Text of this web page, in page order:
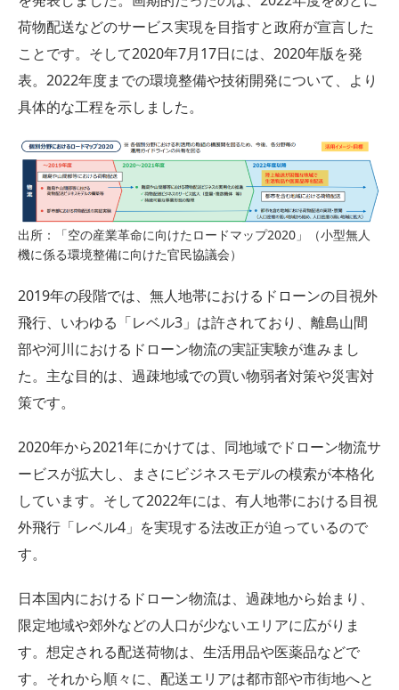
荷物配送などのサービス実現を目指すと政府が宣言した
ことです。そして2020年7月17日には、2020年版を発
表。2022年度までの環境整備や技術開発について、より
具体的な工程を示しました。
出所：「空の産業革命に向けたロードマップ2020」（小型無人
機に係る環境整備に向けた官民協議会）
2019年の段階では、無人地帯におけるドローンの目視外
飛行、いわゆる「レベル3」は許されており、離島山間
部や河川におけるドローン物流の実証実験が進みまし
た。主な目的は、過疎地域での買い物弱者対策や災害対
策です。
2020年から2021年にかけては、同地域でドローン物流サ
ービスが拡大し、まさにビジネスモデルの模索が本格化
しています。そして2022年には、有人地帯における目視
外飛行「レベル4」を実現する法改正が迫っているので
す。
日本国内におけるドローン物流は、過疎地から始まり、
限定地域や郊外などの人口が少ないエリアに広がりま
す。想定される配送荷物は、生活用品や医薬品などで
す。それから順々に、配送エリアは都市部や市街地へと